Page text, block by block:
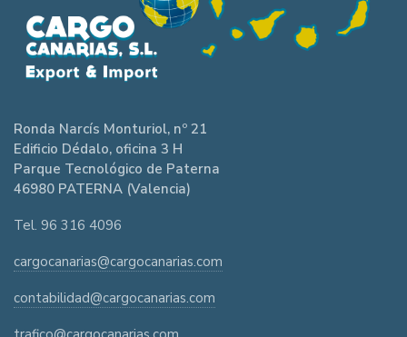
Ronda Narcís Monturiol, nº 21
Edificio Dédalo, oficina 3 H
Parque Tecnológico de Paterna
46980 PATERNA (Valencia)
Tel. 96 316 4096
cargocanarias@cargocanarias.com
contabilidad@cargocanarias.com